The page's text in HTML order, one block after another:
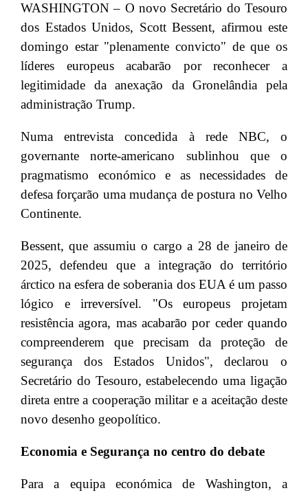
WASHINGTON – O novo Secretário do Tesouro
dos Estados Unidos, Scott Bessent, afirmou este
domingo estar "plenamente convicto" de que os
líderes europeus acabarão por reconhecer a
legitimidade da anexação da Gronelândia pela
administração Trump.
Numa entrevista concedida à rede NBC, o
governante norte-americano sublinhou que o
pragmatismo económico e as necessidades de
defesa forçarão uma mudança de postura no Velho
Continente.
Bessent, que assumiu o cargo a 28 de janeiro de
2025, defendeu que a integração do território
árctico na esfera de soberania dos EUA é um passo
lógico e irreversível. "Os europeus projetam
resistência agora, mas acabarão por ceder quando
compreenderem que precisam da proteção de
segurança dos Estados Unidos", declarou o
Secretário do Tesouro, estabelecendo uma ligação
direta entre a cooperação militar e a aceitação deste
novo desenho geopolítico.
Economia e Segurança no centro do debate
Para a equipa económica de Washington, a